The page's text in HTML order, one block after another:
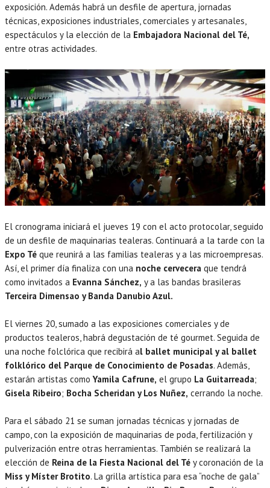
exposición. Además habrá un desfile de apertura, jornadas
técnicas, exposiciones industriales, comerciales y artesanales,
espectáculos y la elección de la Embajadora Nacional del Té,
entre otras actividades.
El cronograma iniciará el jueves 19 con el acto protocolar, seguido
de un desfile de maquinarias tealeras. Continuará a la tarde con la
Expo Té que reunirá a las familias tealeras y a las microempresas.
Así, el primer día finaliza con una noche cervecera que tendrá
como invitados a Evanna Sánchez, y a las bandas brasileras
Terceira Dimensao y Banda Danubio Azul.
El viernes 20, sumado a las exposiciones comerciales y de
productos tealeros, habrá degustación de té gourmet. Seguida de
una noche folclórica que recibirá al ballet municipal y al ballet
folklórico del Parque de Conocimiento de Posadas. Además,
estarán artistas comoYamila Cafrune, el grupo La Guitarreada;
Gisela Ribeiro; Bocha Scheridan y Los Nuñez, cerrando la noche.
Para el sábado 21 se suman jornadas técnicas y jornadas de
campo, con la exposición de maquinarias de poda, fertilización y
pulverización entre otras herramientas. También se realizará la
elección de Reina de la Fiesta Nacional del Té y coronación de la
Miss y Míster Brotito. La grilla artística para esa “noche de gala”